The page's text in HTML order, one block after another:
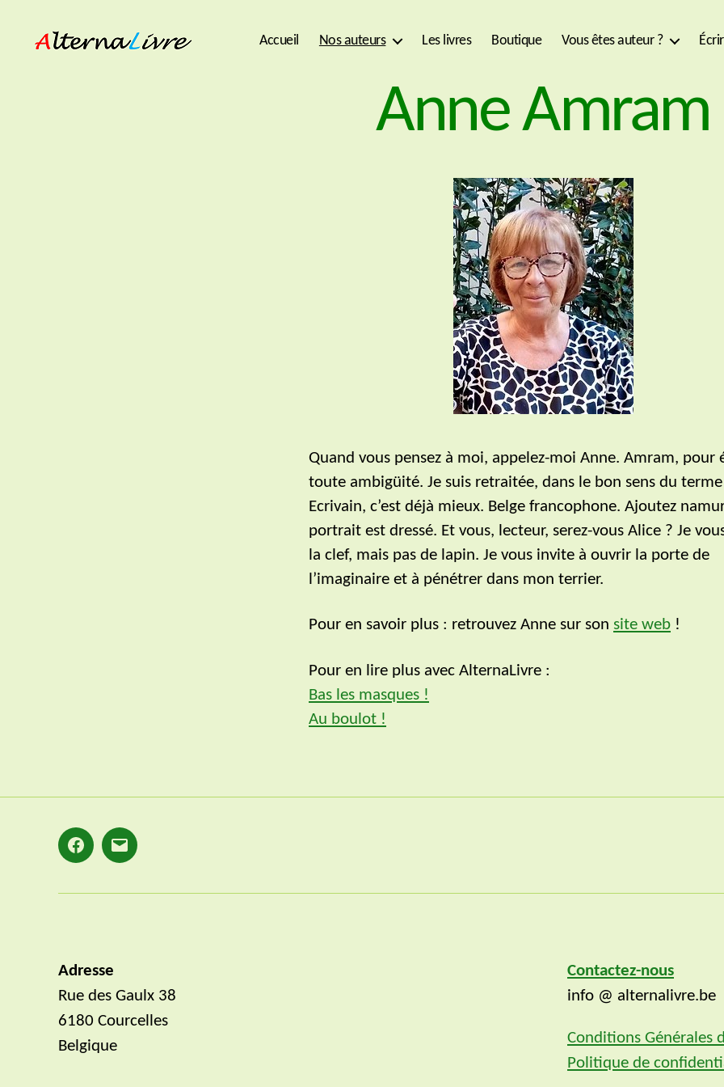
Accueil Nos auteurs Les livres Boutique Vous êtes auteur ?
Anne Amram
Quand vous pensez à moi, appelez-moi Anne. Amram, pour
toute ambigüité. Je suis retraitée, dans le bon sens du
Ecrivain, c’est déjà mieux. Belge francophone. Ajoutez
portrait est dressé. Et vous, lecteur, serez-vous Alice ? Je
la clef, mais pas de lapin. Je vous invite à ouvrir la porte de
l’imaginaire et à pénétrer dans mon terrier.
Pour en savoir plus : retrouvez Anne sur son site web !
Pour en lire plus avec AlternaLivre :
Bas les masques !
Au boulot !
Facebook
E-
Adresse
Rue des Gaulx 38
6180 Courcelles
Belgique
Contactez-nous
info @ alternalivre.be
Conditions Générales
Politique de